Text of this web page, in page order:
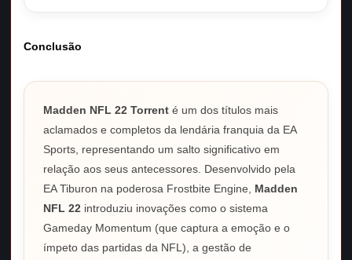
Conclusão
Madden NFL 22 Torrent é um dos títulos mais
aclamados e completos da lendária franquia da EA
Sports, representando um salto significativo em
relação aos seus antecessores. Desenvolvido pela
EA Tiburon na poderosa Frostbite Engine, Madden
NFL 22 introduziu inovações como o sistema
Gameday Momentum (que captura a emoção e o
ímpeto das partidas da NFL), a gestão de